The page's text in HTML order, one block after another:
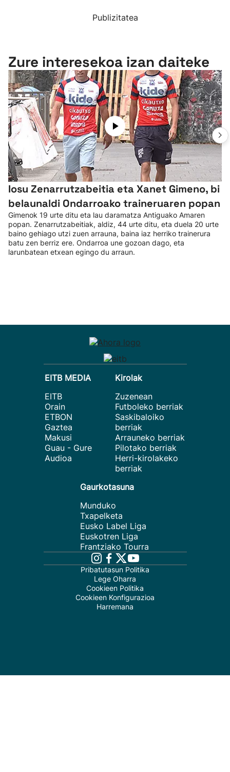
Publizitatea
Zure interesekoa izan daiteke
Iosu Zenarrutzabeitia eta Xanet Gimeno, bi
belaunaldi Ondarroako traineruaren popan
Gimenok 19 urte ditu eta lau daramatza Antiguako Amaren
popan. Zenarrutzabeitiak, aldiz, 44 urte ditu, eta duela 20 urte
baino gehiago utzi zuen arrauna, baina iaz herriko trainerura
batu zen berriz ere. Ondarroa une gozoan dago, eta
larunbatean etxean egingo du arraun.
EITB MEDIA
EITB
Orain
ETBON
Gaztea
Makusi
Guau - Gure
Audioa
Kirolak
Zuzenean
Futboleko berriak
Saskibaloiko
berriak
Arrauneko berriak
Pilotako berriak
Herri-kirolakeko
berriak
Gaurkotasuna
Munduko
Txapelketa
Eusko Label Liga
Euskotren Liga
Frantziako Tourra
Pribatutasun Politika
Lege Oharra
Cookieen Politika
Cookieen Konfigurazioa
Harremana